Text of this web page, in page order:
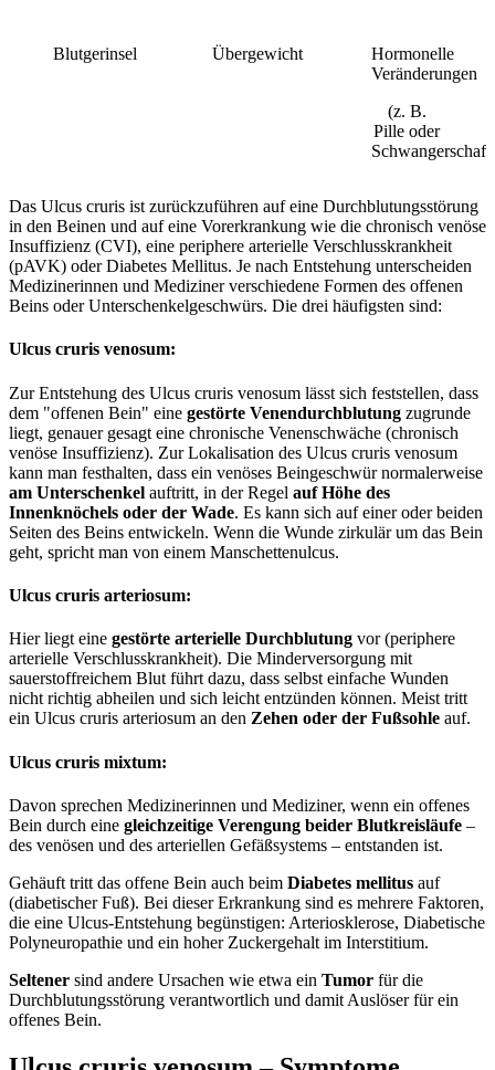
Blutgerinsel Übergewicht
Hormonelle
Veränderungen
(z. B.
Pille oder
Schwangerschaft)
Das Ulcus cruris ist zurückzuführen auf eine Durchblutungsstörung
in den Beinen und auf eine Vorerkrankung wie die chronisch venöse
Insuffizienz (CVI), eine periphere arterielle Verschlusskrankheit
(pAVK) oder Diabetes Mellitus. Je nach Entstehung unterscheiden
Medizinerinnen und Mediziner verschiedene Formen des offenen
Beins oder Unterschenkelgeschwürs. Die drei häufigsten sind:
Ulcus cruris venosum:
Zur Entstehung des Ulcus cruris venosum lässt sich feststellen, dass
dem "offenen Bein" eine gestörte Venendurchblutung zugrunde
liegt, genauer gesagt eine chronische Venenschwäche (chronisch
venöse Insuffizienz). Zur Lokalisation des Ulcus cruris venosum
kann man festhalten, dass ein venöses Beingeschwür normalerweise
am Unterschenkel auftritt, in der Regel auf Höhe des
Innenknöchels oder der Wade. Es kann sich auf einer oder beiden
Seiten des Beins entwickeln. Wenn die Wunde zirkulär um das Bein
geht, spricht man von einem Manschettenulcus.
Ulcus cruris arteriosum:
Hier liegt eine gestörte arterielle Durchblutung vor (periphere
arterielle Verschlusskrankheit). Die Minderversorgung mit
sauerstoffreichem Blut führt dazu, dass selbst einfache Wunden
nicht richtig abheilen und sich leicht entzünden können. Meist tritt
ein Ulcus cruris arteriosum an den Zehen oder der Fußsohle auf.
Ulcus cruris mixtum:
Davon sprechen Medizinerinnen und Mediziner, wenn ein offenes
Bein durch eine gleichzeitige Verengung beider Blutkreisläufe –
des venösen und des arteriellen Gefäßsystems – entstanden ist.
Gehäuft tritt das offene Bein auch beim Diabetes mellitus auf
(diabetischer Fuß). Bei dieser Erkrankung sind es mehrere Faktoren,
die eine Ulcus-Entstehung begünstigen: Arteriosklerose, Diabetische
Polyneuropathie und ein hoher Zuckergehalt im Interstitium.
Seltener sind andere Ursachen wie etwa ein Tumor für die
Durchblutungsstörung verantwortlich und damit Auslöser für ein
offenes Bein.